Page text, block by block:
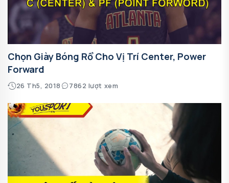
Chọn Giày Bóng Rổ Cho Vị Trí Center, Power
Forward
26 Th5, 2018 7862 lượt xem